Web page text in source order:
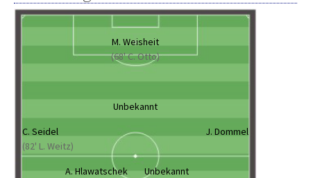
M. Weisheit
(68' C. Otto)
Unbekannt
C. Seidel
(82' L. Weitz)
J. Dommel
A. Hlawatschek Unbekannt